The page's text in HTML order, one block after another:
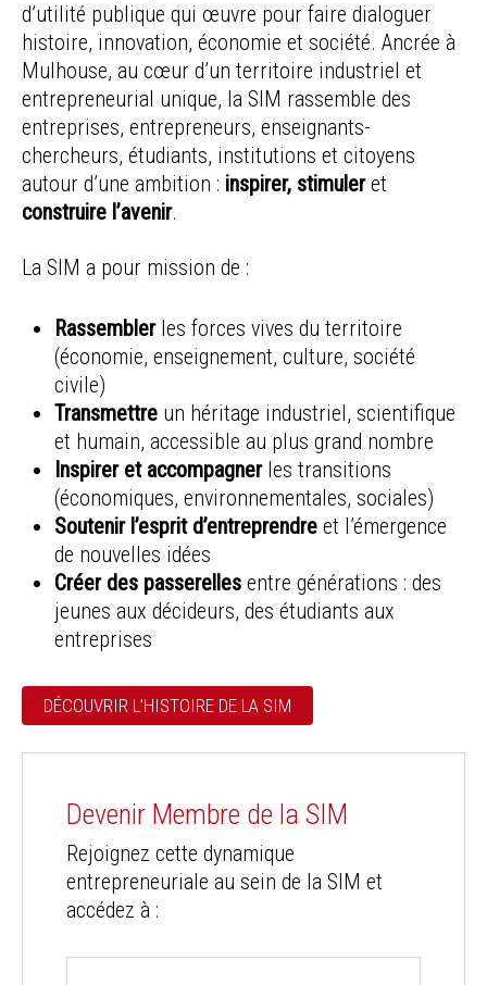
d’utilité publique qui œuvre pour faire dialoguer
histoire, innovation, économie et société. Ancrée à
Mulhouse, au cœur d’un territoire industriel et
entrepreneurial unique, la SIM rassemble des
entreprises, entrepreneurs, enseignants-
chercheurs, étudiants, institutions et citoyens
autour d’une ambition : inspirer, stimuleret
construire l’avenir.
La SIM a pour mission de :
Rassemblerles forces vives du territoire
(économie, enseignement, culture, société
civile)
Transmettre un héritage industriel, scientifique
et humain, accessible au plus grand nombre
Inspirer et accompagnerles transitions
(économiques, environnementales, sociales)
Soutenir l’esprit d’entreprendre et l’émergence
de nouvelles idées
Créer des passerelles entre générations : des
jeunes aux décideurs, des étudiants aux
entreprises
DÉCOUVRIR L’HISTOIRE DE LA SIM
Devenir Membre de la SIM
Rejoignez cette dynamique
entrepreneuriale au sein de la SIM et
accédez à :